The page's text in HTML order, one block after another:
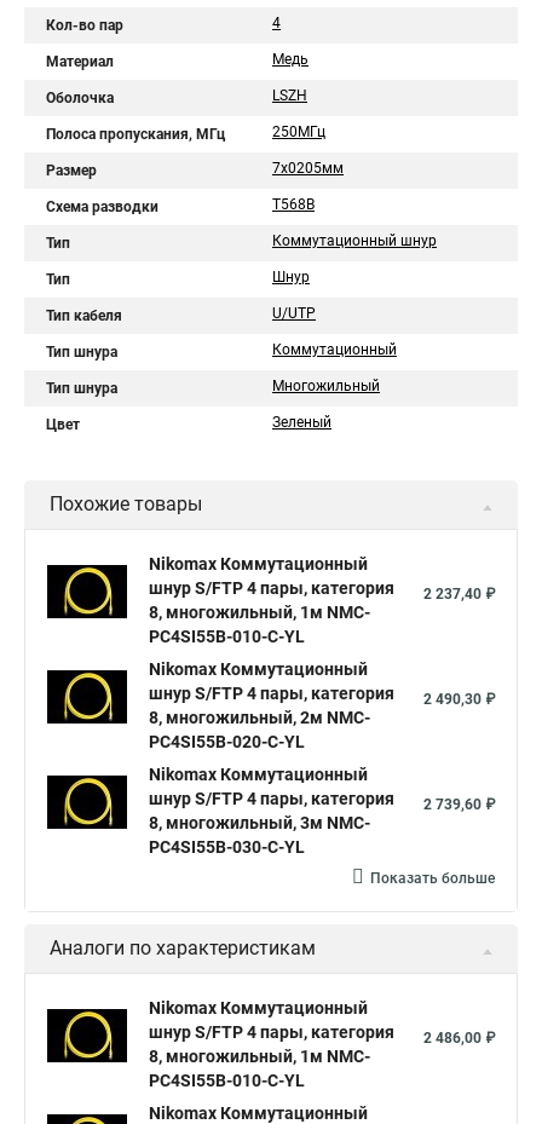
Кол-во пар 4
Материал Медь
Оболочка LSZH
Полоса пропускания, МГц 250МГц
Размер 7х0205мм
Схема разводки T568B
Тип Коммутационный шнур
Тип Шнур
Тип кабеля U/UTP
Тип шнура Коммутационный
Тип шнура Многожильный
Цвет Зеленый
Похожие товары
Nikomax Коммутационный
шнур S/FTP 4 пары, категория
8, многожильный, 1м NMC-
PC4SI55B-010-C-YL
2 237,40 ₽
Nikomax Коммутационный
шнур S/FTP 4 пары, категория
8, многожильный, 2м NMC-
PC4SI55B-020-C-YL
2 490,30 ₽
Nikomax Коммутационный
шнур S/FTP 4 пары, категория
8, многожильный, 3м NMC-
PC4SI55B-030-C-YL
2 739,60 ₽
Показать больше
Аналоги по характеристикам
Nikomax Коммутационный
шнур S/FTP 4 пары, категория
8, многожильный, 1м NMC-
PC4SI55B-010-C-YL
2 486,00 ₽
Nikomax Коммутационный